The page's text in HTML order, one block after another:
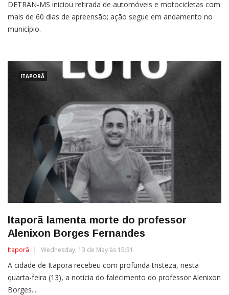
DETRAN-MS iniciou retirada de automóveis e motocicletas com
mais de 60 dias de apreensão; ação segue em andamento no
município.
ITAPORÃ
Itaporã lamenta morte do professor
Alenixon Borges Fernandes
Itaporã Wednesday, 13 de May às 15:31
A cidade de Itaporã recebeu com profunda tristeza, nesta
quarta-feira (13), a notícia do falecimento do professor Alenixon
Borges...